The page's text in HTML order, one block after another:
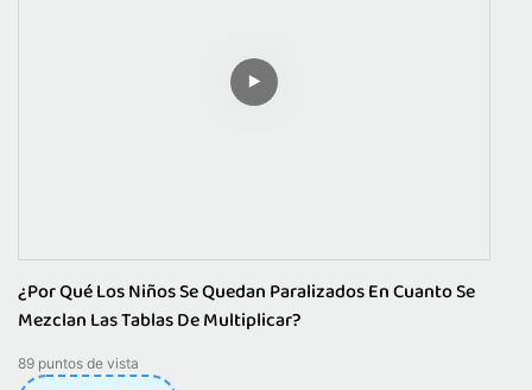
¿Por Qué Los Niños Se Quedan Paralizados En Cuanto Se
Mezclan Las Tablas De Multiplicar?
89 puntos de vista